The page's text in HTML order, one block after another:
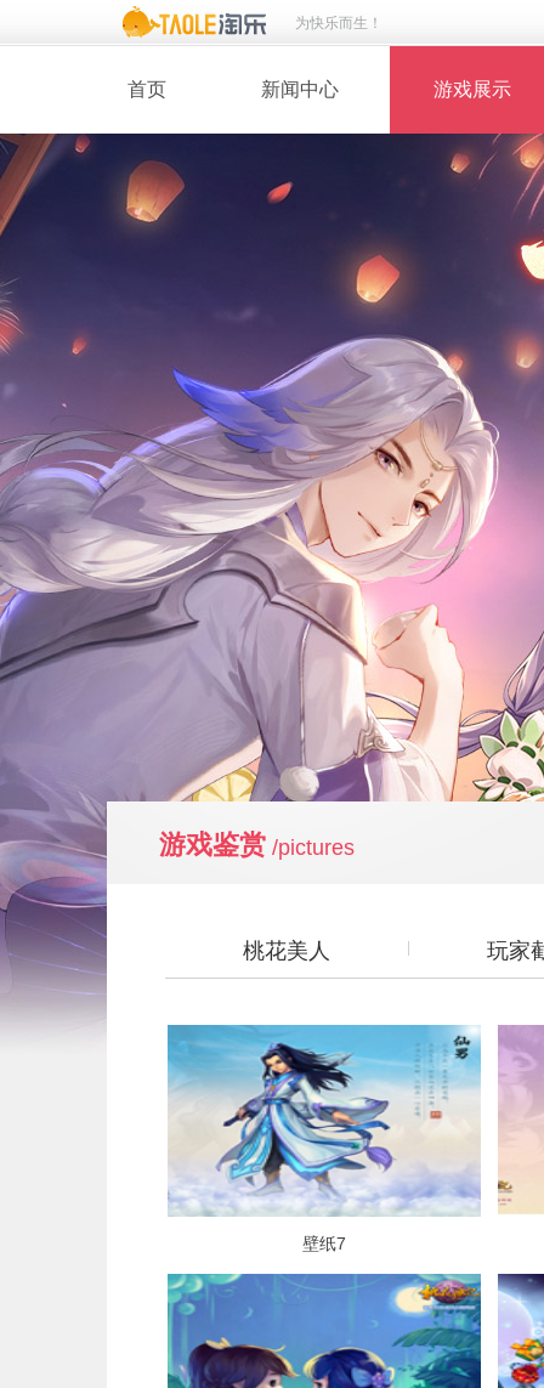
为快乐而生！
首页 新闻中心 游戏展示
· 维护公告
· 桃花美人
游戏鉴赏 /pictures
桃花美人 玩家
壁纸7